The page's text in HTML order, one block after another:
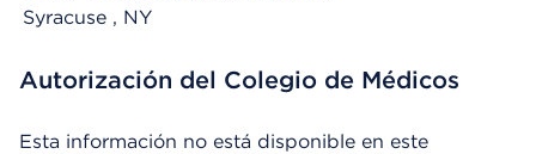
Syracuse , NY
Autorización del Colegio de Médicos
Esta información no está disponible en este